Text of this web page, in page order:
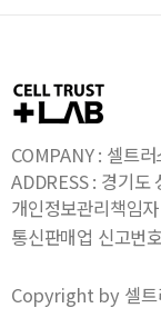
COMPANY : 셀트
ADDRESS : 경기
개인정보관리책임
통신판매업 신고번
Copyright by 셀